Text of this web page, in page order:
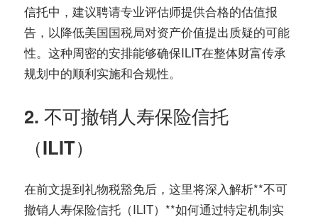
信托中，建议聘请专业评估师提供合格的估值报
告，以降低美国国税局对资产价值提出质疑的可能
性。这种周密的安排能够确保ILIT在整体财富传承
规划中的顺利实施和合规性。
2. 不可撤销人寿保险信托
（ILIT）
在前文提到礼物税豁免后，这里将深入解析**不可
撤销人寿保险信托（ILIT）**如何通过特定机制实